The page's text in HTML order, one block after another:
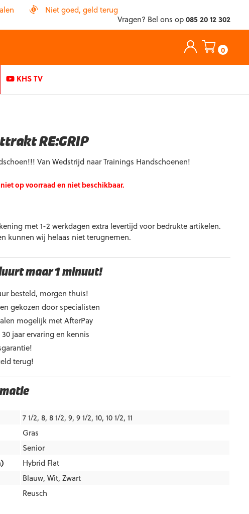
Niet goed, geld terug
Vragen? Bel ons op085 20 12 302
0
KHS TV
RE:GRIP
Van Wedstrijd naar Trainings Handschoenen!
op voorraad en niet beschikbaar.
met 1-2 werkdagen extra levertijd voor bedrukte artikelen.
kunnen wij helaas niet terugnemen.
maar 1 minuut!
besteld, morgen thuis!
gekozen door specialisten
mogelijk met AfterPay
jaar ervaring en kennis
terug!
7 1/2, 8, 8 1/2, 9, 9 1/2, 10, 10 1/2, 11
Gras
Senior
Hybrid Flat
Blauw, Wit, Zwart
Reusch